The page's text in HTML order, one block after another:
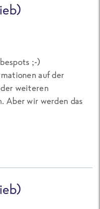
;-)
auf der
weiteren
Aber wir werden das